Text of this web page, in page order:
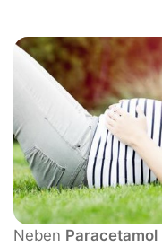
Neben Paracetamol